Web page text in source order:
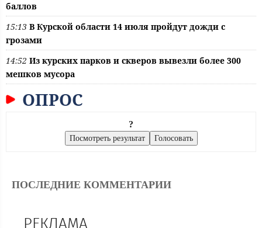
баллов
15:13 В Курской области 14 июля пройдут дожди с
грозами
14:52 Из курских парков и скверов вывезли более 300
мешков мусора
ОПРОС
?
ПОСЛЕДНИЕ КОММЕНТАРИИ
РЕКЛАМА